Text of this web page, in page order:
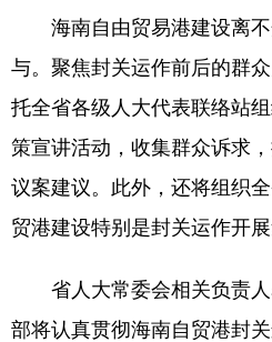
海南自由贸易港建设离不
与。聚焦封关运作前后的群
托全省各级人大代表联络站
策宣讲活动，收集群众诉求
议案建议。此外，还将组织
贸港建设特别是封关运作开展
省人大常委会相关负责人
部将认真贯彻海南自贸港封